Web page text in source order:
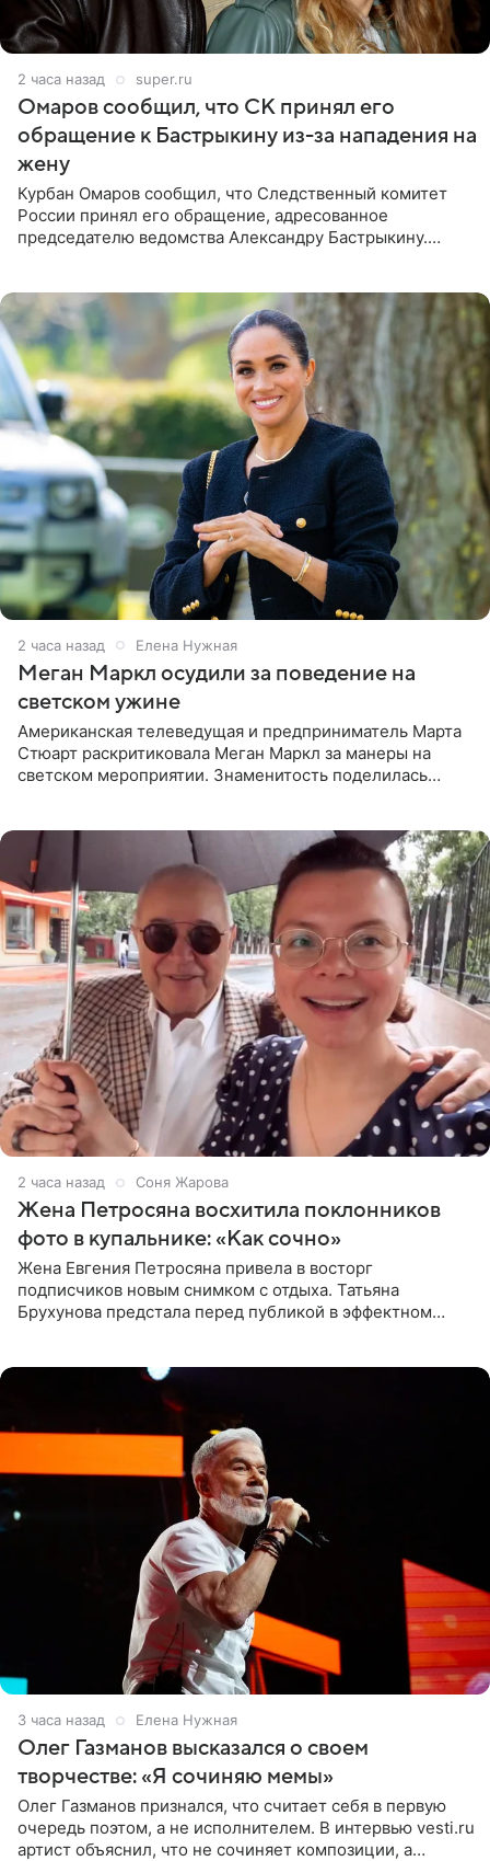
2 часа назад super.ru
Омаров сообщил, что СК принял его
обращение к Бастрыкину из-за нападения на
жену
Курбан Омаров сообщил, что Следственный комитет
России принял его обращение, адресованное
председателю ведомства Александру Бастрыкину.
2 часа назад Елена Нужная
Меган Маркл осудили за поведение на
светском ужине
Американская телеведущая и предприниматель Марта
Стюарт раскритиковала Меган Маркл за манеры на
светском мероприятии. Знаменитость поделилась
2 часа назад Соня Жарова
Жена Петросяна восхитила поклонников
фото в купальнике: «Как сочно»
Жена Евгения Петросяна привела в восторг
подписчиков новым снимком с отдыха. Татьяна
Брухунова предстала перед публикой в эффектном
3 часа назад Елена Нужная
Олег Газманов высказался о своем
творчестве: «Я сочиняю мемы»
Олег Газманов признался, что считает себя в первую
очередь поэтом, а не исполнителем. В интервью vesti.ru
артист объяснил, что не сочиняет композиции, а